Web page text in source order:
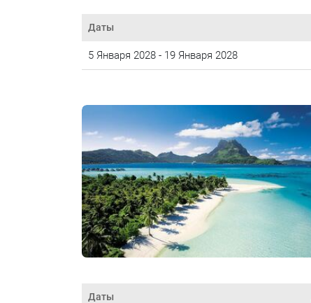
Даты
5 Января 2028 - 19 Января 2028
Даты